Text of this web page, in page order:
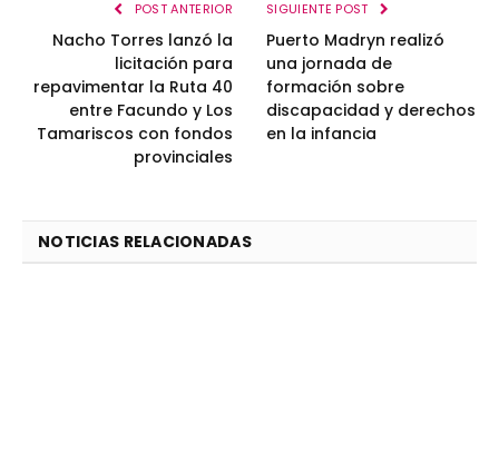
POST ANTERIOR
Nacho Torres lanzó la
licitación para
repavimentar la Ruta 40
entre Facundo y Los
Tamariscos con fondos
provinciales
SIGUIENTE POST
Puerto Madryn realizó
una jornada de
formación sobre
discapacidad y derechos
en la infancia
NOTICIAS RELACIONADAS